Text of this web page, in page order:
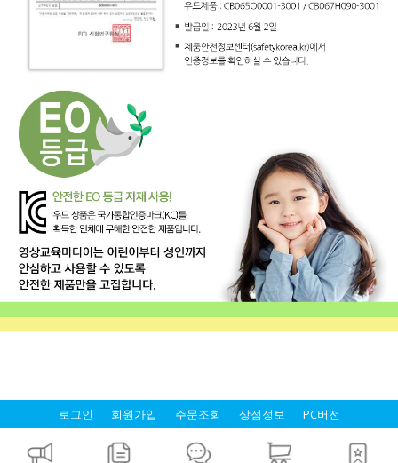
로그인 회원가입 주문조회 상점정보 PC버전